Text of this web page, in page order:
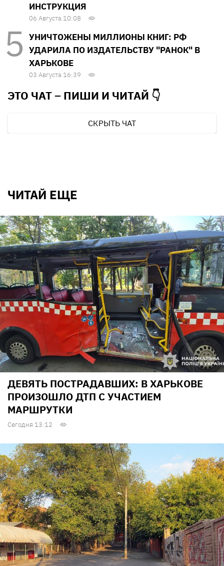
ИНСТРУКЦИЯ
06 Августа 10:08
УНИЧТОЖЕНЫ МИЛЛИОНЫ КНИГ: РФ
УДАРИЛА ПО ИЗДАТЕЛЬСТВУ "РАНОК" В
ХАРЬКОВЕ
03 Августа 16:39
ЭТО ЧАТ – ПИШИ И ЧИТАЙ 👇
СКРЫТЬ ЧАТ
ЧИТАЙ ЕЩЕ
ДЕВЯТЬ ПОСТРАДАВШИХ: В ХАРЬКОВЕ
ПРОИЗОШЛО ДТП С УЧАСТИЕМ
МАРШРУТКИ
Сегодня 13:12